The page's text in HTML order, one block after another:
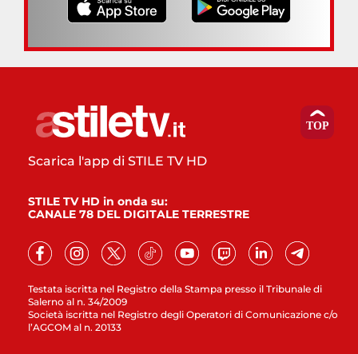
Testata iscritta nel Registro della Stampa presso il Tribunale di
Salerno al n. 34/2009
Società iscritta nel Registro degli Operatori di Comunicazione c/o
l’AGCOM al n. 20133
Scarica l'app di STILE TV HD
STILE TV HD in onda su:
CANALE 78 DEL DIGITALE TERRESTRE